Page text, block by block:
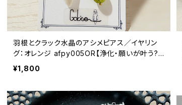
羽根とクラック水晶のアシメピアス／イヤリン
グ：オレンジ afpy005OR【浄化・願いが叶う?!】
《アレルギー対応》
¥1,800